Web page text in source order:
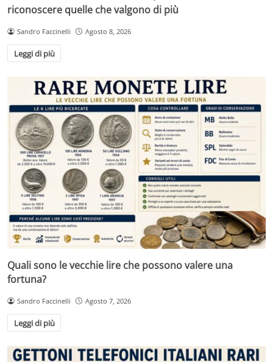
riconoscere quelle che valgono di più
Sandro Faccinelli Agosto 8, 2026
Leggi di più
Quali sono le vecchie lire che possono valere una
fortuna?
Sandro Faccinelli Agosto 7, 2026
Leggi di più